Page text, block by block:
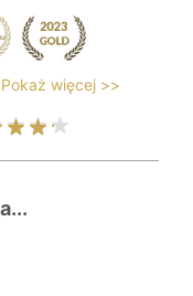
Pokaż więcej >>